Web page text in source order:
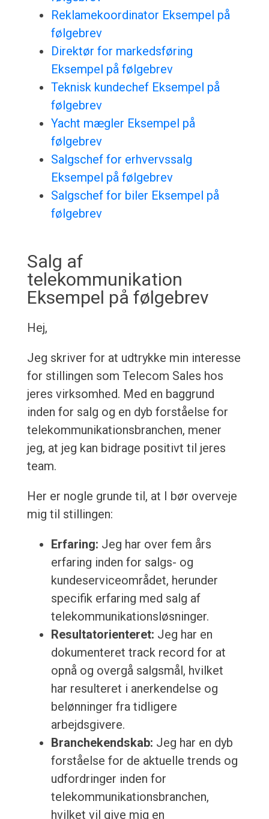
Reklamekoordinator Eksempel på
følgebrev
Direktør for markedsføring
Eksempel på følgebrev
Teknisk kundechef Eksempel på
følgebrev
Yacht mægler Eksempel på
følgebrev
Salgschef for erhvervssalg
Eksempel på følgebrev
Salgschef for biler Eksempel på
følgebrev
Salg af
telekommunikation
Eksempel på følgebrev
Hej,
Jeg skriver for at udtrykke min interesse
for stillingen som Telecom Sales hos
jeres virksomhed. Med en baggrund
inden for salg og en dyb forståelse for
telekommunikationsbranchen, mener
jeg, at jeg kan bidrage positivt til jeres
team.
Her er nogle grunde til, at I bør overveje
mig til stillingen:
Erfaring: Jeg har over fem års
erfaring inden for salgs- og
kundeserviceområdet, herunder
specifik erfaring med salg af
telekommunikationsløsninger.
Resultatorienteret: Jeg har en
dokumenteret track record for at
opnå og overgå salgsmål, hvilket
har resulteret i anerkendelse og
belønninger fra tidligere
arbejdsgivere.
Branchekendskab: Jeg har en dyb
forståelse for de aktuelle trends og
udfordringer inden for
telekommunikationsbranchen,
hvilket vil give mig en